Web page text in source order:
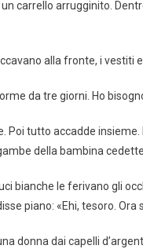
carrello arrugginito.
alla fronte, i
da tre giorni. Ho
Poi tutto accadde
della bambina
bianche le ferivano gli
piano: «Ehi, tesoro. Ora
donna dai capelli